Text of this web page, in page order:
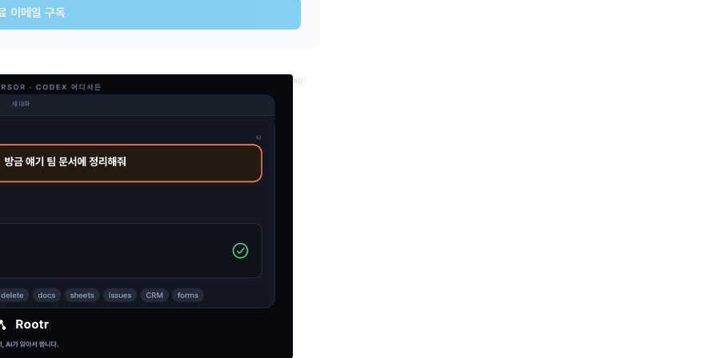
이메일 구독
AD